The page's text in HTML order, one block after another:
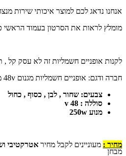
אנחנו נדאג לכם למוצר איכותי שירות
מומלץ לראות את הסרטון בעמוד הראשי
לקנות אופניים חשמליות זה לא עסק קל ,
חברה ודגם: אופניים חשמליות מגנום 48v מתקפל
צבעים: שחור , לבן , כסוף , כחול
סוללה : 48 v
מנוע 250w
מחיר : מעוניינים לקבל מחיר אטרקטיבי
מבחן